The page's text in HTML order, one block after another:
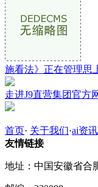
施看法》正在管理思
走进J9直营集团官方
首页· 关于我们·ai资讯
友情链接
地址：中国安徽省合